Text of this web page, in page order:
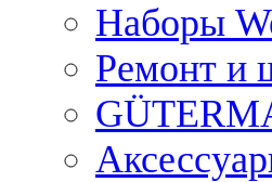
Наборы
Ремонт и